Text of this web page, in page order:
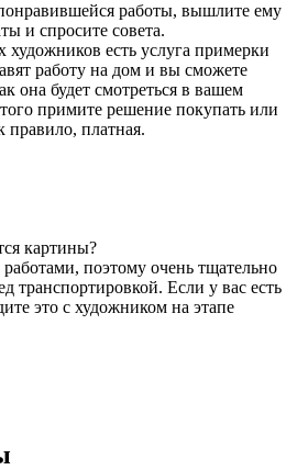
работы, вышлите ему
и спросите совета.
художников есть услуга примерки
работу на дом и вы сможете
она будет смотреться в вашем
примите решение покупать или
правило, платная.
картины?
поэтому очень тщательно
транспортировкой. Если у вас есть
это с художником на этапе